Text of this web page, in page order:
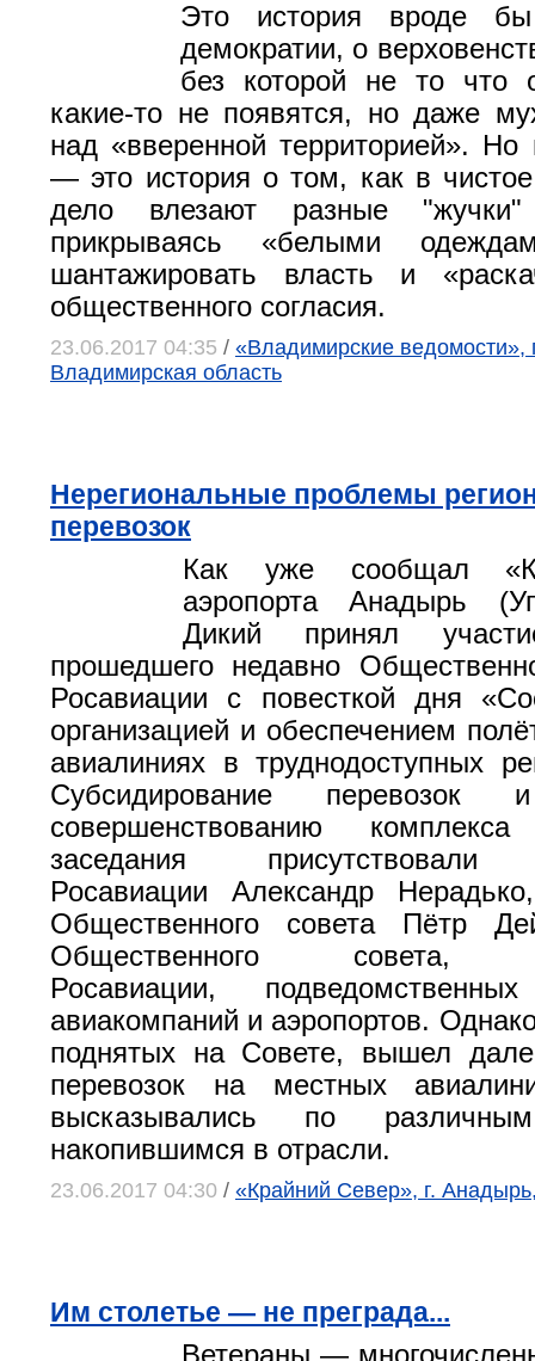
Это история вроде
демократии, о
без которой не то что
какие-то не появятся, но даже
над «вверенной территорией».
— это история о том, как в
дело влезают разные
прикрываясь «белыми
шантажировать власть и
общественного согласия.
23.06.2017 04:35 / «Владимирские ведомости»,
Владимирская область
Нерегиональные проблемы
перевозок
Как уже сообщал
аэропорта Анадырь
Дикий принял
прошедшего недавно
Росавиации с повесткой дня
организацией и обеспечением
авиалиниях в труднодоступных
Субсидирование
совершенствованию
заседания присутствовали
Росавиации Александр
Общественного совета Пётр
Общественного совета,
Росавиации,
авиакомпаний и аэропортов.
поднятых на Совете, вышел
перевозок на местных
высказывались по
накопившимся в отрасли.
23.06.2017 04:30 / «Крайний Север», г.
Им столетье — не преграда...